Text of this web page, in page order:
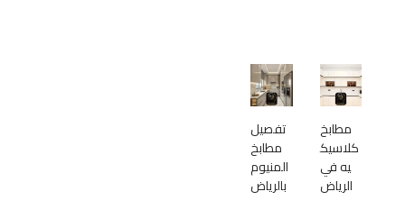
مطابخ
كلاسيك
يه في
الرياض
تفصيل
مطابخ
المنيوم
بالرياض